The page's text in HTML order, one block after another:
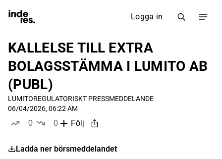
Logga in
KALLELSE TILL EXTRA
BOLAGSSTÄMMA I LUMITO AB
(PUBL)
LUMITOREGULATORISKT PRESSMEDDELANDE
06/04/2026, 06:22 AM
0
0
Följ
Ladda ner börsmeddelandet